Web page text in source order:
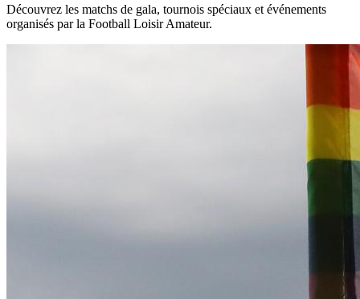
Découvrez les matchs de gala, tournois spéciaux et événements
organisés par la Football Loisir Amateur.